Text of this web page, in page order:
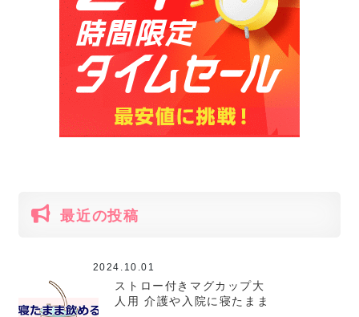
最近の投稿
2024.10.01
ストロー付きマグカップ大
人用 介護や入院に寝たまま